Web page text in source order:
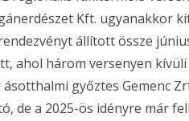
Kft. ugyanakkor
állított össze
ahol három versenyen
győztes Gemenc
de a 2025-ös idényre már